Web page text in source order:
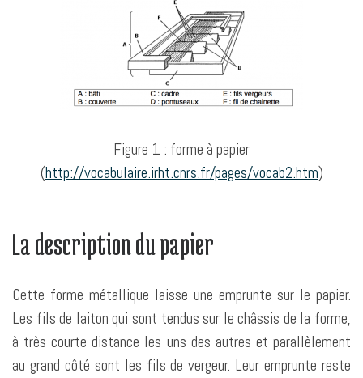
Figure 1 : forme à papier
(http://vocabulaire.irht.cnrs.fr/pages/vocab2.htm)
La description du papier
Cette forme métallique laisse une emprunte sur le papier.
Les fils de laiton qui sont tendus sur le châssis de la forme,
à très courte distance les uns des autres et parallèlement
au grand côté sont les fils de vergeur. Leur emprunte reste